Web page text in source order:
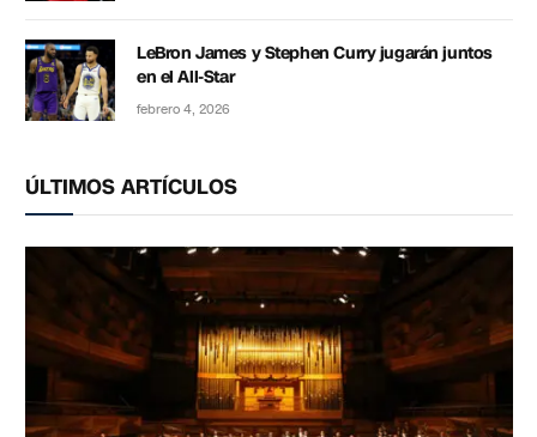
LeBron James y Stephen Curry jugarán juntos
en el All-Star
febrero 4, 2026
ÚLTIMOS ARTÍCULOS